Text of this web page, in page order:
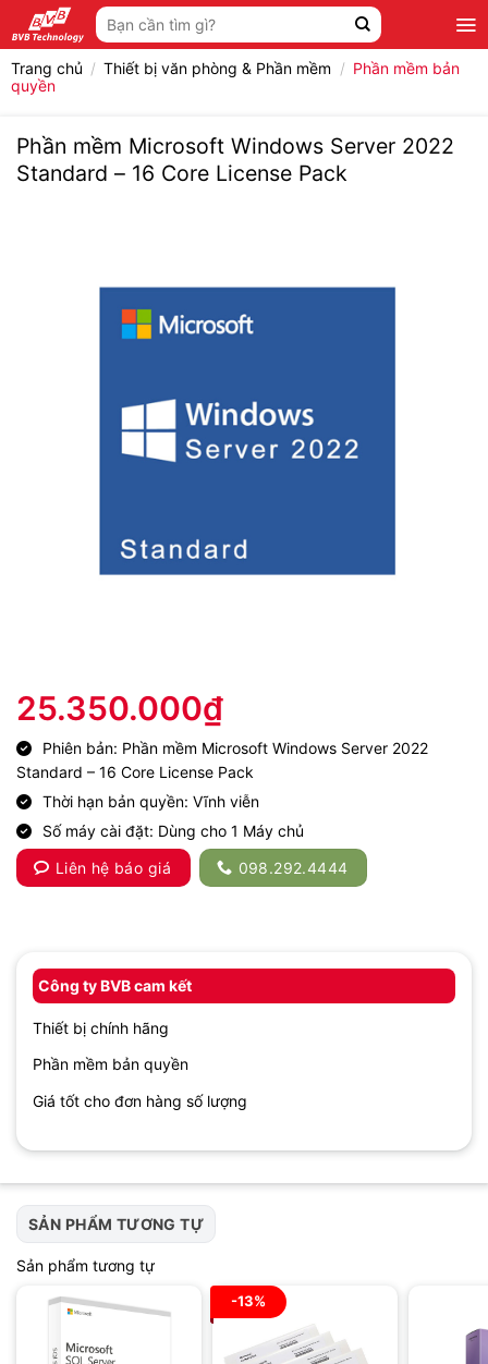
qua
nội
dung
Tìm
kiếm:
Trang chủ / Thiết bị văn phòng & Phần mềm / Phần mềm bản
quyền
Phần mềm Microsoft Windows Server 2022
Standard – 16 Core License Pack
25.350.000₫
Phiên bản: Phần mềm Microsoft Windows Server 2022
Standard – 16 Core License Pack
Thời hạn bản quyền: Vĩnh viễn
Số máy cài đặt: Dùng cho 1 Máy chủ
Liên hệ báo giá
098.292.4444
Công ty BVB cam kết
Thiết bị chính hãng
Phần mềm bản quyền
Giá tốt cho đơn hàng số lượng
SẢN PHẨM TƯƠNG TỰ
Sản phẩm tương tự
-13%